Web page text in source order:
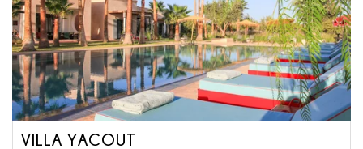
VILLA YACOUT